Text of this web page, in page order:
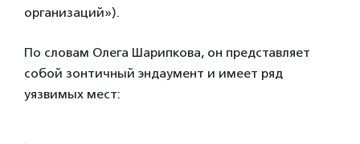
организаций»).
По словам Олега Шарипкова, он представляет
собой зонтичный эндаумент и имеет ряд
уязвимых мест: